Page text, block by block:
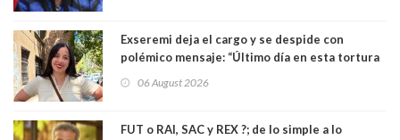
Exseremi deja el cargo y se despide con
polémico mensaje: “Último día en esta tortura
06 August 2026
FUT o RAI, SAC y REX ?; de lo simple a lo